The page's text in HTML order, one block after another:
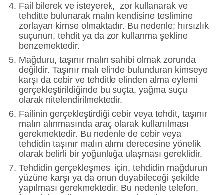
Fail bilerek ve isteyerek, zor kullanarak ve
tehditte bulunarak malın kendisine teslimine
zorlayan kimse olmaktadır. Bu nedenle; hırsızlık
suçunun, tehdit ya da zor kullanma şekline
benzemektedir.
Mağduru, taşınır malın sahibi olmak zorunda
değildir. Taşınır malı elinde bulunduran kimseye
karşı da cebir ve tehditle elinden alma eylemi
gerçekleştirildiğinde bu suçta, yağma suçu
olarak nitelendirilmektedir.
Failinin gerçekleştirdiği cebir veya tehdit, taşınır
malın alınmasında araç olarak kullanılması
gerekmektedir. Bu nedenle de cebir veya
tehdidin taşınır malın alımı derecesine yönelik
olarak belirli bir yoğunluğa ulaşması gereklidir.
Tehdidin gerçekleşmesi için, tehdidin mağdurun
yüzüne karşı ya da onun duyabileceği şekilde
yapılması gerekmektedir. Bu nedenle telefon,